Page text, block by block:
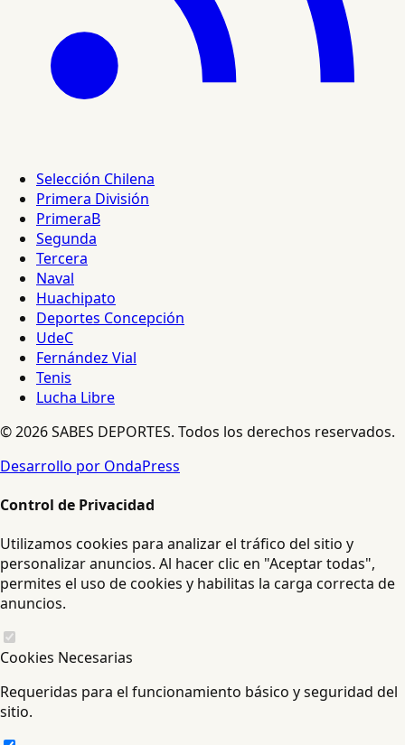
Selección Chilena
Primera División
PrimeraB
Segunda
Tercera
Naval
Huachipato
Deportes Concepción
UdeC
Fernández Vial
Tenis
Lucha Libre
© 2026 SABES DEPORTES. Todos los derechos reservados.
Desarrollo por OndaPress
Control de Privacidad
Utilizamos cookies para analizar el tráfico del sitio y
personalizar anuncios. Al hacer clic en "Aceptar todas",
permites el uso de cookies y habilitas la carga correcta de
anuncios.
Cookies Necesarias
Requeridas para el funcionamiento básico y seguridad del
sitio.